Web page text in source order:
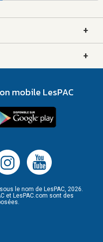
+
+
mobile LesPAC
le nom de LesPAC, 2026.
et LesPAC.com sont des